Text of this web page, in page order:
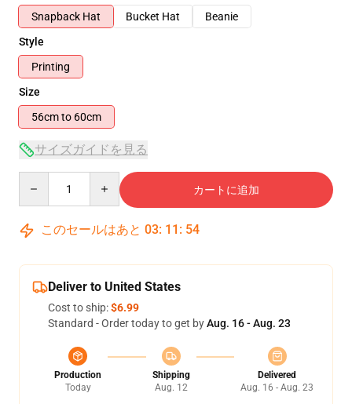
Snapback Hat
Bucket Hat
Beanie
Style
Printing
Size
56cm to 60cm
サイズガイドを見る
カートに追加
このセールはあと 03: 11 : 54
Deliver to United States
Cost to ship:$6.99
Standard - Order today to get byAug. 16 - Aug. 23
Production
Today
Shipping
Aug. 12
Delivered
Aug. 16 - Aug. 23